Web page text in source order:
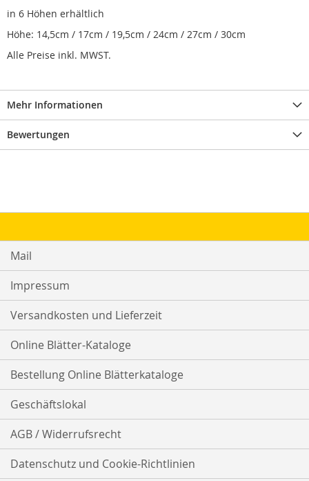
in 6 Höhen erhältlich
Höhe: 14,5cm / 17cm / 19,5cm / 24cm / 27cm / 30cm
Alle Preise inkl. MWST.
Mehr Informationen
Bewertungen
Mail
Impressum
Versandkosten und Lieferzeit
Online Blätter-Kataloge
Bestellung Online Blätterkataloge
Geschäftslokal
AGB / Widerrufsrecht
Datenschutz und Cookie-Richtlinien